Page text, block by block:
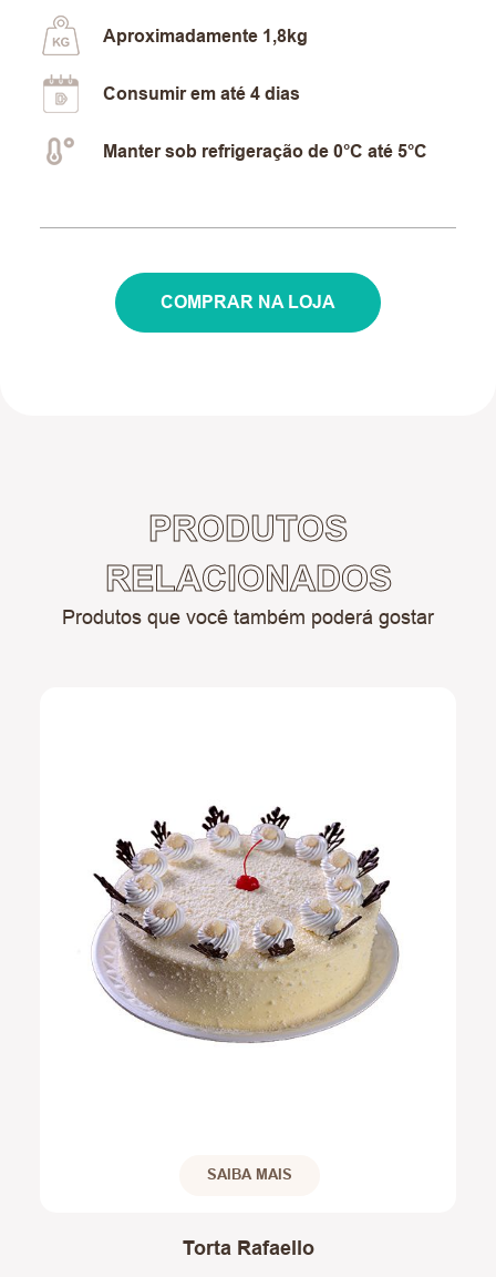
Aproximadamente 1,8kg
Consumir em até 4 dias
Manter sob refrigeração de 0°C até 5°C
COMPRAR NA LOJA
PRODUTOS
RELACIONADOS
Produtos que você também poderá gostar
SAIBA MAIS
Torta Rafaello